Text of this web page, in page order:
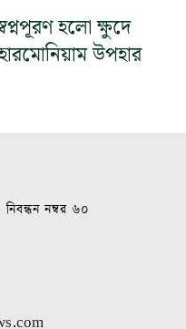
হলো ক্ষুদে
উপহার
নিবন্ধন নম্বর ৬০